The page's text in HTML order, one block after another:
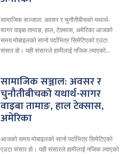
सामाजिक सञ्जाल: अवसर र चुनौतीबीचको यथार्थ-
सागर वाइबा तामाङ, हाल, टेक्सास, अमेरिका आजको
समय मोबाइलको सानो पर्दाभित्र सिमेटिएको एउटा
संसार हो। यही संसारले हामीलाई नजिक ल्याएको...
सामाजिक सञ्जाल: अवसर र
चुनौतीबीचको यथार्थ-सागर
वाइबा तामाङ, हाल टेक्सास,
अमेरिका
आजको समय मोबाइलको सानो पर्दाभित्र सिमेटिएको
एउटा संसार हो। यही संसारले हामीलाई नजिक ल्याएको